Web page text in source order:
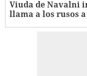
Viuda de Navalni
llama a los rusos